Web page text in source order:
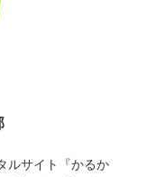
ルサイト『かるか